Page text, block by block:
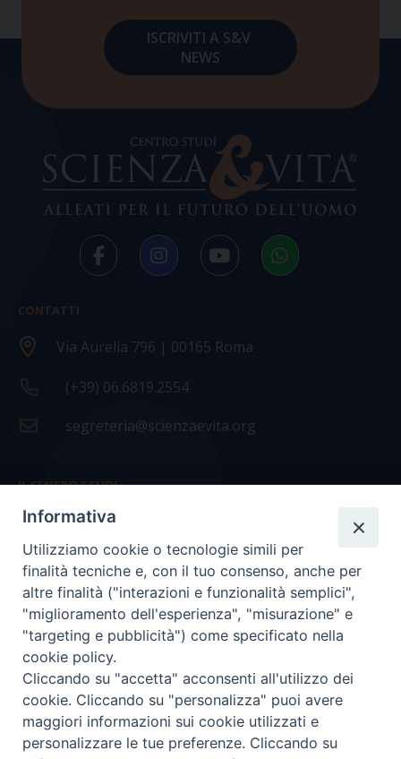
CONTATTI
Via Aurelia 796 | 00165 Roma
(+39) 06.6819.2554
segreteria@scienzaevita.org
IL CENTRO STUDI
La nostra storia
Statuto
Presidenza e ufficio presidenza
Consiglio scientifico
Coordinamento nazionale
Informativa
Utilizziamo cookie o tecnologie simili per
finalità tecniche e, con il tuo consenso, anche per
altre finalità ("interazioni e funzionalità semplici",
"miglioramento dell'esperienza", "misurazione" e
"targeting e pubblicità") come specificato nella
cookie policy.
Cliccando su "accetta" acconsenti all'utilizzo dei
cookie. Cliccando su "personalizza" puoi avere
maggiori informazioni sui cookie utilizzati e
personalizzare le tue preferenze. Cliccando su